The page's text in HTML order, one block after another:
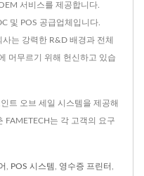
서비스를 제공합니다.
및 POS 공급업체입니다.
는 강력한 R&D 배경과 전체
머무르기 위해 헌신하고 있습
트 오브 세일 시스템을 제공해
FAMETECH는 각 고객의 요구
POS 시스템 영수증 프린터